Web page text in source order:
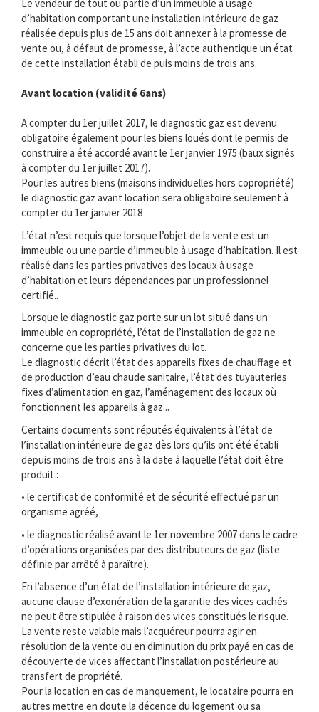
Le vendeur de tout ou partie d’un immeuble à usage
d’habitation comportant une installation intérieure de gaz
réalisée depuis plus de 15 ans doit annexer à la promesse de
vente ou, à défaut de promesse, à l’acte authentique un état
de cette installation établi de puis moins de trois ans.
Avant location (validité 6ans)
A compter du 1er juillet 2017, le diagnostic gaz est devenu
obligatoire également pour les biens loués dont le permis de
construire a été accordé avant le 1er janvier 1975 (baux signés
à compter du 1er juillet 2017).
Pour les autres biens (maisons individuelles hors copropriété)
le diagnostic gaz avant location sera obligatoire seulement à
compter du 1er janvier 2018
L’état n’est requis que lorsque l’objet de la vente est un
immeuble ou une partie d’immeuble à usage d’habitation. Il est
réalisé dans les parties privatives des locaux à usage
d’habitation et leurs dépendances par un professionnel
certifié..
Lorsque le diagnostic gaz porte sur un lot situé dans un
immeuble en copropriété, l’état de l’installation de gaz ne
concerne que les parties privatives du lot.
Le diagnostic décrit l’état des appareils fixes de chauffage et
de production d’eau chaude sanitaire, l’état des tuyauteries
fixes d’alimentation en gaz, l’aménagement des locaux où
fonctionnent les appareils à gaz...
Certains documents sont réputés équivalents à l’état de
l’installation intérieure de gaz dès lors qu’ils ont été établi
depuis moins de trois ans à la date à laquelle l’état doit être
produit :
• le certificat de conformité et de sécurité effectué par un
organisme agréé,
• le diagnostic réalisé avant le 1er novembre 2007 dans le cadre
d’opérations organisées par des distributeurs de gaz (liste
définie par arrêté à paraître).
En l’absence d’un état de l’installation intérieure de gaz,
aucune clause d’exonération de la garantie des vices cachés
ne peut être stipulée à raison des vices constitués le risque.
La vente reste valable mais l’acquéreur pourra agir en
résolution de la vente ou en diminution du prix payé en cas de
découverte de vices affectant l’installation postérieure au
transfert de propriété.
Pour la location en cas de manquement, le locataire pourra en
autres mettre en doute la décence du logement ou sa